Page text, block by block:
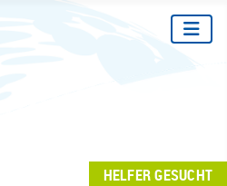
HELFER GESUCHT